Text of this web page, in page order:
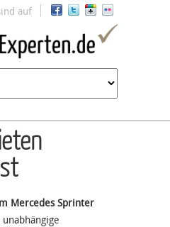
navigation
auf
Mercedes Sprinter
unabhängige